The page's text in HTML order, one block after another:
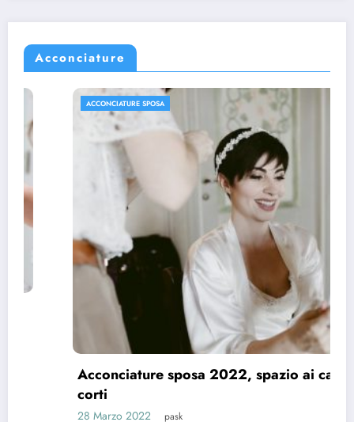
Acconciature
ACCONCIATURE SPOSA
Acconciature sposa 2022, spazio ai capelli
28 Marzo 2022 pask